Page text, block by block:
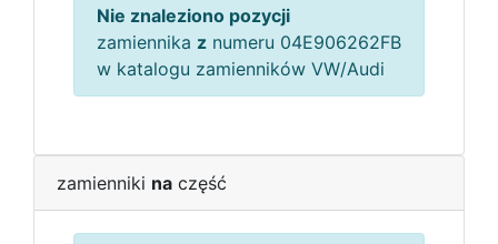
Nie znaleziono pozycji
zamiennika z numeru 04E906262FB
w katalogu zamienników VW/Audi
zamienniki na część